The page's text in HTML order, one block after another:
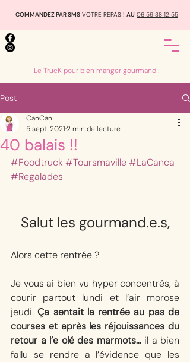
COMMANDEZ PAR SMS VOTRE REPAS ! AU 06 59 38 12 55
Le TrucK pour bien manger gourmand !
Post
40 balais !!
CanCan
5 sept. 20212 min de lecture
#Foodtruck #Toursmaville#LaCanca
#Regalades
Salut les gourmand.e.s,
Alors cette rentrée ?
Je vous ai bien vu hyper concentrés, à
courir partout lundi et l’air morose
jeudi. Ça sentait la rentrée au pas de
courses et après les réjouissances du
retour a l’e olé des marmots… il a bien
fallu se rendre a l’évidence que les